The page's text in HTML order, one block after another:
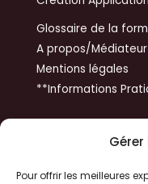
Pour offrir les meilleures
Glossaire de la
A propos/Médiateur
Mentions légales
**Informations
Get In Touch
14 rue du Tibet